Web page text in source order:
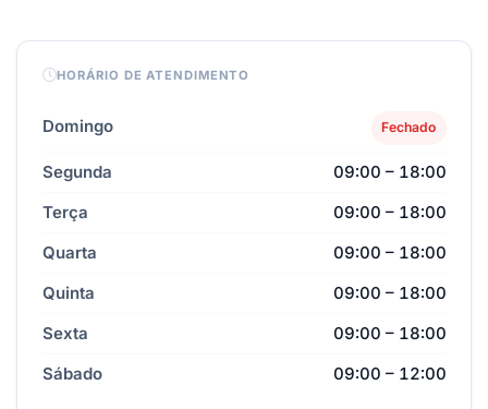
HORÁRIO DE ATENDIMENTO
Domingo Fechado
Segunda
09:00 – 18:00
Terça
09:00 – 18:00
Quarta
09:00 – 18:00
Quinta
09:00 – 18:00
Sexta
09:00 – 18:00
Sábado
09:00 – 12:00